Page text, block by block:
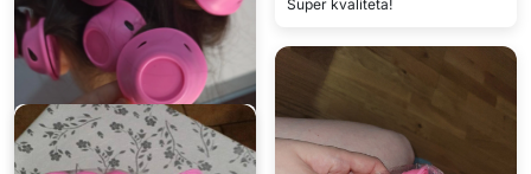
Super kvaliteta!